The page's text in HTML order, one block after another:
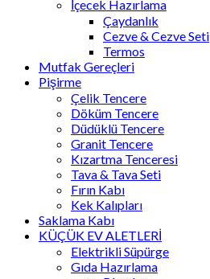
İçecek Hazırlama
Çaydanlık
Cezve & Cezve Seti
Termos
Mutfak Gereçleri
Pişirme
Çelik Tencere
Döküm Tencere
Düdüklü Tencere
Granit Tencere
Kızartma Tenceresi
Tava & Tava Seti
Fırın Kabı
Kek Kalıpları
Saklama Kabı
KÜÇÜK EV ALETLERİ
Elektrikli Süpürge
Gıda Hazırlama